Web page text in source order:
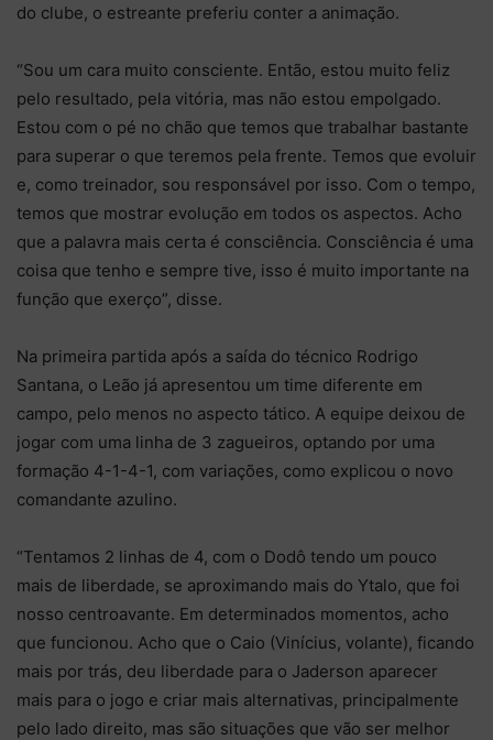
do clube, o estreante preferiu conter a animação.
“Sou um cara muito consciente. Então, estou muito feliz
pelo resultado, pela vitória, mas não estou empolgado.
Estou com o pé no chão que temos que trabalhar bastante
para superar o que teremos pela frente. Temos que evoluir
e, como treinador, sou responsável por isso. Com o tempo,
temos que mostrar evolução em todos os aspectos. Acho
que a palavra mais certa é consciência. Consciência é uma
coisa que tenho e sempre tive, isso é muito importante na
função que exerço”, disse.
Na primeira partida após a saída do técnico Rodrigo
Santana, o Leão já apresentou um time diferente em
campo, pelo menos no aspecto tático. A equipe deixou de
jogar com uma linha de 3 zagueiros, optando por uma
formação 4-1-4-1, com variações, como explicou o novo
comandante azulino.
“Tentamos 2 linhas de 4, com o Dodô tendo um pouco
mais de liberdade, se aproximando mais do Ytalo, que foi
nosso centroavante. Em determinados momentos, acho
que funcionou. Acho que o Caio (Vinícius, volante), ficando
mais por trás, deu liberdade para o Jaderson aparecer
mais para o jogo e criar mais alternativas, principalmente
pelo lado direito, mas são situações que vão ser melhor